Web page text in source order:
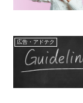
広告・アドテク